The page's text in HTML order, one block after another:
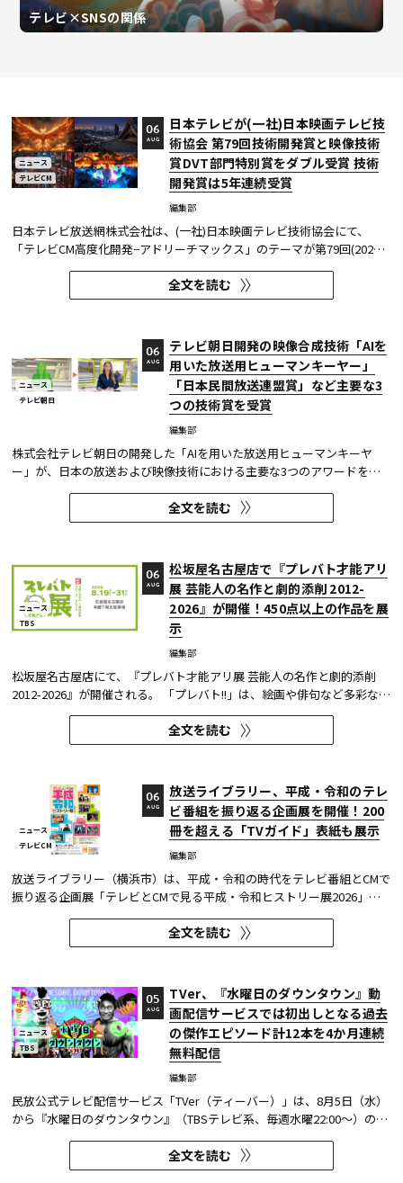
テレビ×SNSの関係
ニュース
テレビCM
日本テレビが(一社)日本映画テレビ技
術協会 第79回技術開発賞と映像技術
賞DVT部門特別賞をダブル受賞 技術
開発賞は5年連続受賞
編集部
06
AUG
日本テレビ放送網株式会社は、(一社)日本映画テレビ技術協会にて、
「テレビCM高度化開発−アドリーチマックス」のテーマが第79回(2025
年度)技術開発賞を、「TOKYO巫女忍者」が映像技術賞 DVT(デジタルビ
ジュアル技術)部門 特別賞を受賞したことを発表した。技術開発賞部門
では、昨年に続き5年連続の受賞となる。 この賞は毎年、放送に関連
全文を読む
ニュース
テレビ朝日
テレビ朝日開発の映像合成技術「AIを
用いた放送用ヒューマンキーヤー」
「日本民間放送連盟賞」など主要な3
つの技術賞を受賞
編集部
06
AUG
株式会社テレビ朝日の開発した「AIを用いた放送用ヒューマンキーヤ
ー」が、日本の放送および映像技術における主要な3つのアワードを受
賞した。 本開発は、人物像認識AIと最新のXR技術を組み合わせたシステ
ムであり、その革新性と実用性が業界内で高い評価を獲得している。
【受賞アワード一覧】 ●2025年 日本民間放送連盟賞 技術部門優...
全文を読む
ニュース
TBS
松坂屋名古屋店で『プレバト才能アリ
展 芸能人の名作と劇的添削 2012-
2026』が開催！450点以上の作品を展
示
編集部
06
AUG
松坂屋名古屋店にて、『プレバト才能アリ展 芸能人の名作と劇的添削
2012-2026』が開催される。 「プレバト!!」は、絵画や俳句など多彩な芸
術ジャンルに芸能人が挑戦し、その作品を超一流の講師陣が才能アリ/ナ
シで厳しく査定する教養バラエティー番組だ。 本展では、定番ジャンル
の俳句・水彩画から、大漁旗や黒板アートといった巨大作品...
全文を読む
ニュース
テレビCM
放送ライブラリー、平成・令和のテレ
ビ番組を振り返る企画展を開催！200
冊を超える「TVガイド」表紙も展示
編集部
06
AUG
放送ライブラリー（横浜市）は、平成・令和の時代をテレビ番組とCMで
振り返る企画展「テレビとCMで見る平成・令和ヒストリー展2026」を8
月7日～9月27日に開催する。
全文を読む
ニュース
TBS
TVer、『水曜日のダウンタウン』動
画配信サービスでは初出しとなる過去
の傑作エピソード計12本を4か月連続
無料配信
編集部
05
AUG
民放公式テレビ配信サービス「TVer（ティーバー）」は、8月5日（水）
から『水曜日のダウンタウン』（TBSテレビ系、毎週水曜22:00～）の過
去に放送された傑作エピソード計12本を4か月にわたり配信する。本エ
ピソードが動画配信サービスで配信されるのは今回が初めてとなる。
TVerはすべて無料で見放題となっている。 『水曜日のダウンタウン...
全文を読む